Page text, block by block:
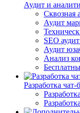
Аудит и
Сквозная
Аудит
SEO
Аудит
Анализ
Разработка чат-